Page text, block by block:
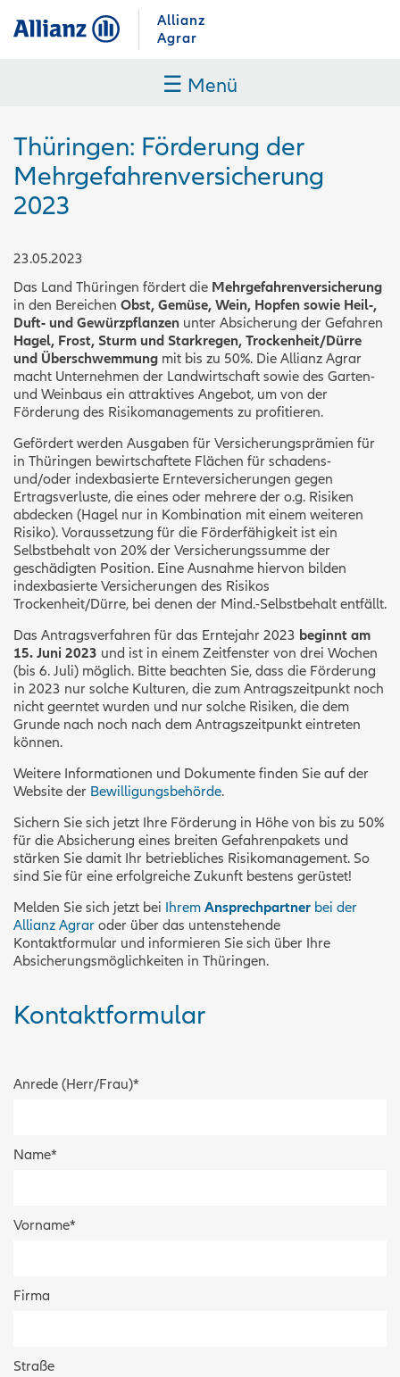
Allianz
Agrar
☰ Menü
Thüringen: Förderung der
Mehrgefahrenversicherung
2023
23.05.2023
Das Land Thüringen fördert die Mehrgefahrenversicherung
in den Bereichen Obst, Gemüse, Wein, Hopfen sowie Heil-,
Duft- und Gewürzpflanzen unter Absicherung der Gefahren
Hagel, Frost, Sturm und Starkregen, Trockenheit/Dürre
und Überschwemmung mit bis zu 50%. Die Allianz Agrar
macht Unternehmen der Landwirtschaft sowie des Garten-
und Weinbaus ein attraktives Angebot, um von der
Förderung des Risikomanagements zu profitieren.
Gefördert werden Ausgaben für Versicherungsprämien für
in Thüringen bewirtschaftete Flächen für schadens-
und/oder indexbasierte Ernteversicherungen gegen
Ertragsverluste, die eines oder mehrere der o.g. Risiken
abdecken (Hagel nur in Kombination mit einem weiteren
Risiko). Voraussetzung für die Förderfähigkeit ist ein
Selbstbehalt von 20% der Versicherungssumme der
geschädigten Position. Eine Ausnahme hiervon bilden
indexbasierte Versicherungen des Risikos
Trockenheit/Dürre, bei denen der Mind.-Selbstbehalt entfällt.
Das Antragsverfahren für das Erntejahr 2023 beginnt am
15. Juni 2023 und ist in einem Zeitfenster von drei Wochen
(bis 6. Juli) möglich. Bitte beachten Sie, dass die Förderung
in 2023 nur solche Kulturen, die zum Antragszeitpunkt noch
nicht geerntet wurden und nur solche Risiken, die dem
Grunde nach noch nach dem Antragszeitpunkt eintreten
können.
Weitere Informationen und Dokumente finden Sie auf der
Website der Bewilligungsbehörde.
Sichern Sie sich jetzt Ihre Förderung in Höhe von bis zu 50%
für die Absicherung eines breiten Gefahrenpakets und
stärken Sie damit Ihr betriebliches Risikomanagement. So
sind Sie für eine erfolgreiche Zukunft bestens gerüstet!
Melden Sie sich jetzt bei Ihrem Ansprechpartner bei der
Allianz Agrar oder über das untenstehende
Kontaktformular und informieren Sie sich über Ihre
Absicherungsmöglichkeiten in Thüringen.
Kontaktformular
Anrede (Herr/Frau)*
Name*
Vorname*
Firma
Straße